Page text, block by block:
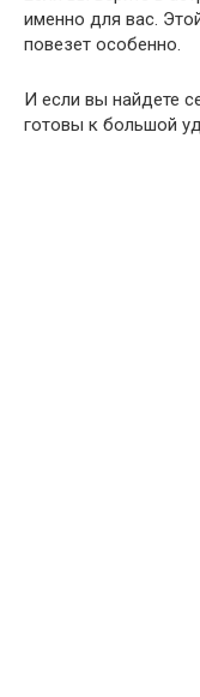
именно для вас.
повезет особенно.
И если вы найдете
готовы к большой